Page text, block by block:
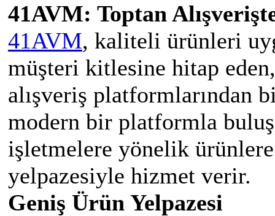
41AVM: Toptan
41AVM, kaliteli ürünleri
müşteri kitlesine hitap
alışveriş platformlarından
modern bir platformla
işletmelere yönelik
yelpazesiyle hizmet verir.
Geniş Ürün Yelpazesi